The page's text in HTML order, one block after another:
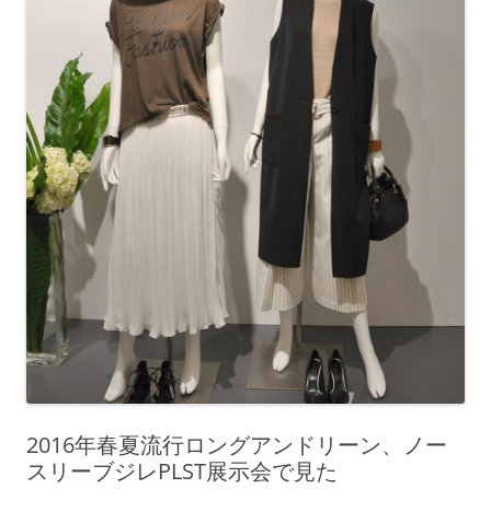
2016年春夏流行ロングアンドリーン、ノー
スリーブジレPLST展示会で見た